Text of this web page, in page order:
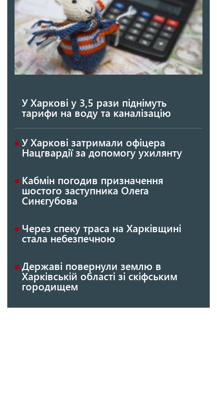
У Харкові у 3,5 рази піднімуть
тарифи на воду та каналізацію
У Харкові затримали офіцера
Нацгвардії за допомогу ухилянту
Кабмін погодив призначення
шостого заступника Олега
Синєгубова
Через спеку траса на Харківщині
стала небезпечною
Державі повернули землю в
Харківській області зі скіфським
городищем